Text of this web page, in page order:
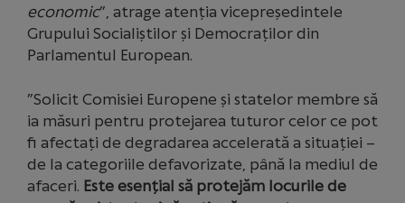
economic”, atrage atenția vicepreședintele
Grupului Socialiștilor și Democraților din
Parlamentul European.
”Solicit Comisiei Europene și statelor membre să
ia măsuri pentru protejarea tuturor celor ce pot
fi afectați de degradarea accelerată a situației –
de la categoriile defavorizate, până la mediul de
afaceri. Este esențial să protejăm locurile de